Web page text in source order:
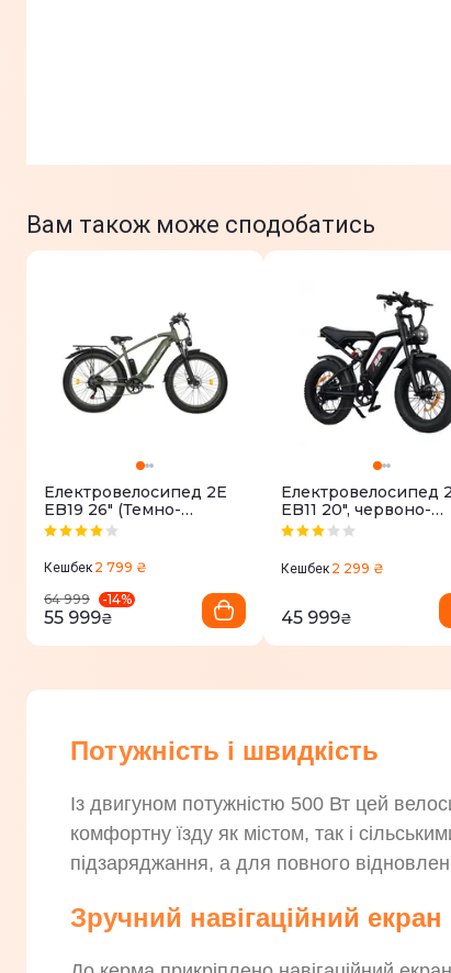
Вам також може сподобатись
Електровелосипед 2E
EB19 26" (Темно-
зелений)
Кешбек 2 799 ₴
64 999
-14%
55 999₴
Електровелосипед
EB11 20", червоно-
чорний
Кешбек 2 299 ₴
45 999₴
Потужність і швидкість
Із двигуном потужністю 500 Вт цей
комфортну їзду як містом, так і
підзаряджання, а для повного
Зручний навігаційний екран